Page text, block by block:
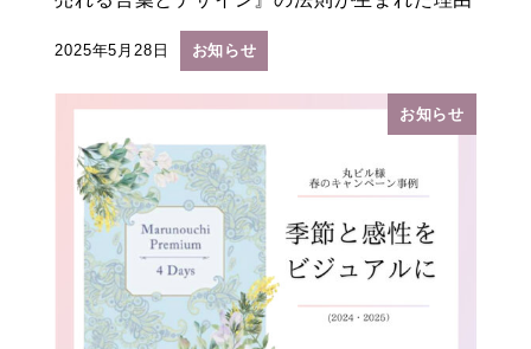
投稿日
2025年5月28日 お知らせ
お知らせ